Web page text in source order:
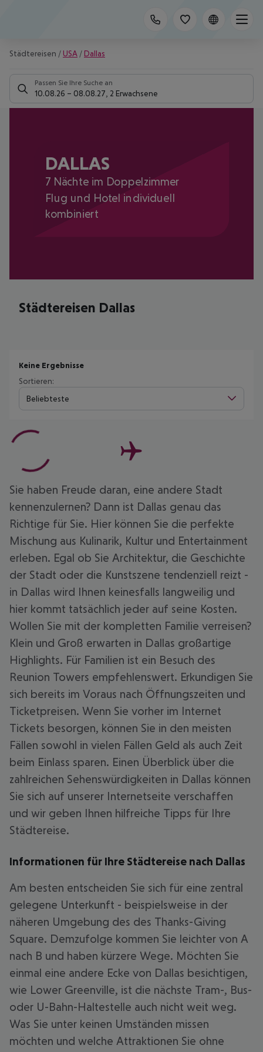
Städtereisen /USA / Dallas
Passen Sie Ihre Suche an
10.08.26 – 08.08.27 2 Erwachsene
DALLAS
7 Nächte im Doppelzimmer
Flug und Hotel individuell
kombiniert
Städtereisen Dallas
Keine Ergebnisse
Sortieren:
Beliebteste
Sie haben Freude daran, eine andere Stadt
kennenzulernen? Dann ist Dallas genau das
Richtige für Sie. Hier können Sie die perfekte
Mischung aus Kulinarik, Kultur und Entertainment
erleben. Egal ob Sie Architektur, die Geschichte
der Stadt oder die Kunstszene tendenziell reizt -
in Dallas wird Ihnen keinesfalls langweilig und
hier kommt tatsächlich jeder auf seine Kosten.
Wollen Sie mit der kompletten Familie verreisen?
Klein und Groß erwarten in Dallas großartige
Highlights. Für Familien ist ein Besuch des
Reunion Towers empfehlenswert. Erkundigen Sie
sich bereits im Voraus nach Öffnungszeiten und
Ticketpreisen. Wenn Sie vorher im Internet
Tickets besorgen, können Sie in den meisten
Fällen sowohl in vielen Fällen Geld als auch Zeit
beim Einlass sparen. Einen Überblick über die
zahlreichen Sehenswürdigkeiten in Dallas können
Sie sich auf unserer Internetseite verschaffen
und wir geben Ihnen hilfreiche Tipps für Ihre
Städtereise.
Informationen für Ihre Städtereise nach Dallas
Am besten entscheiden Sie sich für eine zentral
gelegene Unterkunft - beispielsweise in der
näheren Umgebung des des Thanks-Giving
Square. Demzufolge kommen Sie leichter von A
nach B und haben kürzere Wege. Möchten Sie
einmal eine andere Ecke von Dallas besichtigen,
wie Lower Greenville, ist die nächste Tram-, Bus-
oder U-Bahn-Haltestelle auch nicht weit weg.
Was Sie unter keinen Umständen missen
möchten und welche Attraktionen Sie ohne